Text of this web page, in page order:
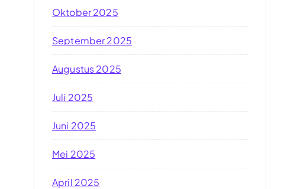
Oktober 2025
September 2025
Augustus 2025
Juli 2025
Juni 2025
Mei 2025
April 2025